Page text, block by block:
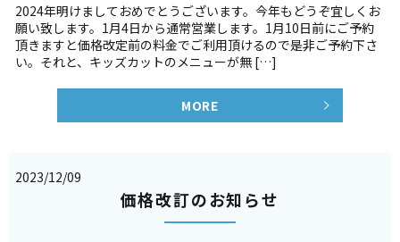
2024年明けましておめでとうございます。今年もどうぞ宜しくお
願い致します。1月4日から通常営業します。1月10日前にご予約
頂きますと価格改定前の料金でご利用頂けるので是非ご予約下さ
い。それと、キッズカットのメニューが無 […]
MORE
2023/12/09
価格改訂のお知らせ